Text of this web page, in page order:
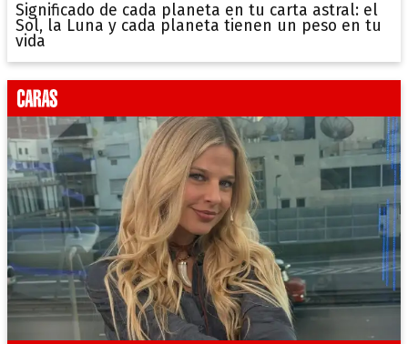
Significado de cada planeta en tu carta astral: el
Sol, la Luna y cada planeta tienen un peso en tu
vida